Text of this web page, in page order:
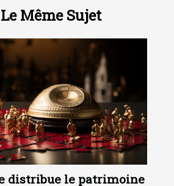
Même Sujet
distribue le patrimoine